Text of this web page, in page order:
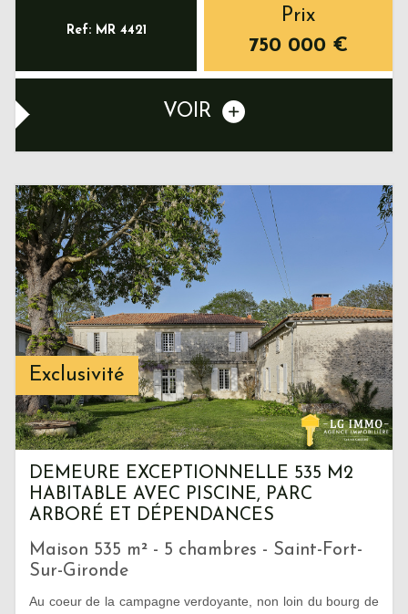
Ref: MR 4421
Prix
750 000 €
VOIR
Exclusivité
DEMEURE EXCEPTIONNELLE 535 M2
HABITABLE AVEC PISCINE, PARC
ARBORÉ ET DÉPENDANCES
Maison 535 m² - 5 chambres - Saint-Fort-
Sur-Gironde
Au coeur de la campagne verdoyante, non loin du bourg de